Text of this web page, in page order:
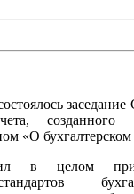
«О бухгалтерском
в целом